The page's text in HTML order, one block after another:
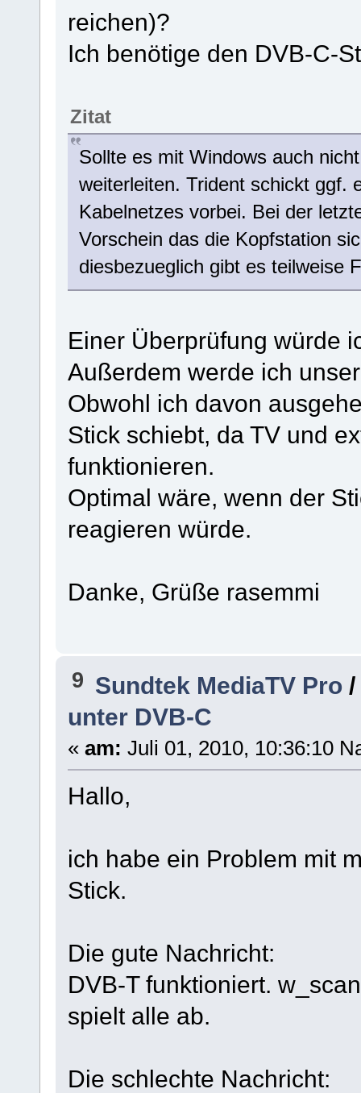
reichen)?
Ich benötige den DVB-C-
Zitat
Sollte es mit Windows auch
weiterleiten. Trident schickt ggf.
Kabelnetzes vorbei. Bei der
Vorschein das die Kopfstation
diesbezueglich gibt es teilweise
Einer Überprüfung würde
Außerdem werde ich
Obwohl ich davon
Stick schiebt, da TV und
funktionieren.
Optimal wäre, wenn der
reagieren würde.
Danke, Grüße rasemmi
9 Sundtek MediaTV Pro
unter DVB-C
« am: Juli 01, 2010, 10:36:10
Hallo,
ich habe ein Problem mit
Stick.
Die gute Nachricht:
DVB-T funktioniert.
spielt alle ab.
Die schlechte Nachricht: